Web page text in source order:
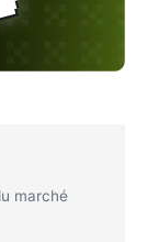
marché